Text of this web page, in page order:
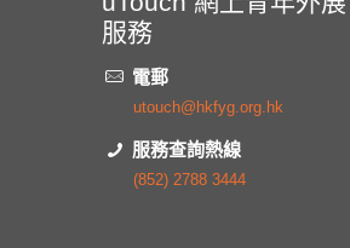
服務
電郵
utouch@hkfyg.org.hk
服務查詢熱線
(852) 2788 3444